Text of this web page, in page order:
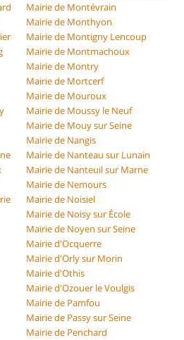
Mairie de Montévrain
Mairie de Monthyon
Mairie de Montigny Lencoup
Mairie de Montmachoux
Mairie de Montry
Mairie de Mortcerf
Mairie de Mouroux
Mairie de Moussy le Neuf
Mairie de Mouy sur Seine
Mairie de Nangis
Mairie de Nanteau sur Lunain
Mairie de Nanteuil sur Marne
Mairie de Nemours
Mairie de Noisiel
Mairie de Noisy sur École
Mairie de Noyen sur Seine
Mairie d'Ocquerre
Mairie d'Orly sur Morin
Mairie d'Othis
Mairie d'Ozouer le Voulgis
Mairie de Pamfou
Mairie de Passy sur Seine
Mairie de Penchard